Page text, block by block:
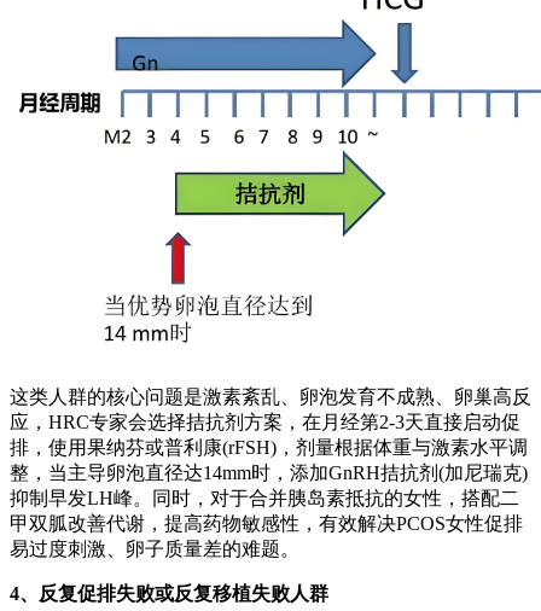
这类人群的核心问题是激素紊乱、卵泡发育不成熟、卵巢高反
应，HRC专家会选择拮抗剂方案，在月经第2-3天直接启动促
排，使用果纳芬或普利康(rFSH)，剂量根据体重与激素水平调
整，当主导卵泡直径达14mm时，添加GnRH拮抗剂(加尼瑞克)
抑制早发LH峰。同时，对于合并胰岛素抵抗的女性，搭配二
甲双胍改善代谢，提高药物敏感性，有效解决PCOS女性促排
易过度刺激、卵子质量差的难题。
4、反复促排失败或反复移植失败人群